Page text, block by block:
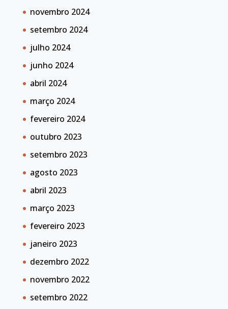
novembro 2024
setembro 2024
julho 2024
junho 2024
abril 2024
março 2024
fevereiro 2024
outubro 2023
setembro 2023
agosto 2023
abril 2023
março 2023
fevereiro 2023
janeiro 2023
dezembro 2022
novembro 2022
setembro 2022